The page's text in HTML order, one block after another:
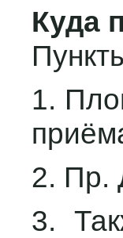
Куда
1.
2. Пр.
3.